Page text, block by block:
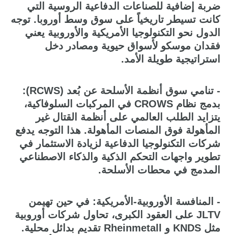
ضربة إضافية للصناعات الدفاعية الروسية التي
كانت تسيطر تاريخياً على سوق وسط أوروبا. توجه
الدول نحو التكنولوجيا الأمريكية والأوروبية يعني
فقدان موسكو لأسواق حيوية ومصادر دخل
استراتيجية طويلة الأمد.
- تنامي سوق أنظمة الأسلحة عن بُعد (RCWS):
بدمج نظام CROWS في المركبات السلوفاكية،
يتزايد الطلب العالمي على أنظمة القتال غير
المأهولة فوق المنصات المأهولة. هذا التوجه يدفع
شركات التكنولوجيا الدفاعية لزيادة الاستثمار في
تطوير واجهات التحكم الذكية والذكاء الاصطناعي
المدمج في محطات الأسلحة.
- المنافسة الأوروبية-الأمريكية: في حين تهيمن
JLTV على العقود الكبرى، تحاول شركات أوروبية
مثل KNDS و Rheinmetall تقديم بدائل محلية.